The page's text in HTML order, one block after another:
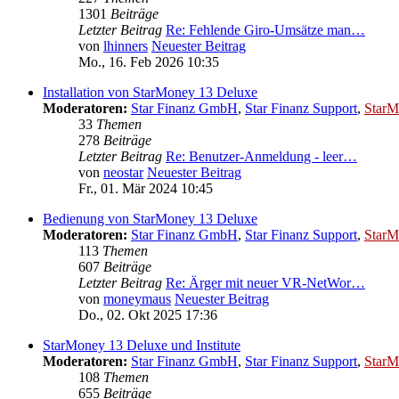
1301 Beiträge
Letzter Beitrag Re: Fehlende Giro-Umsätze man…
von lhinners Neuester Beitrag
Mo., 16. Feb 2026 10:35
Installation von StarMoney 13 Deluxe
Moderatoren: Star Finanz GmbH, Star Finanz Support,
33 Themen
278 Beiträge
Letzter Beitrag Re: Benutzer-Anmeldung - leer…
von neostar Neuester Beitrag
Fr., 01. Mär 2024 10:45
Bedienung von StarMoney 13 Deluxe
Moderatoren: Star Finanz GmbH, Star Finanz Support,
113 Themen
607 Beiträge
Letzter Beitrag Re: Ärger mit neuer VR-NetWor…
von moneymaus Neuester Beitrag
Do., 02. Okt 2025 17:36
StarMoney 13 Deluxe und Institute
Moderatoren: Star Finanz GmbH, Star Finanz Support,
108 Themen
655 Beiträge